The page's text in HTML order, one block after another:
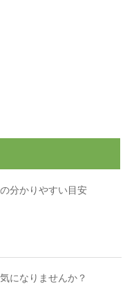
分かりやすい目安
になりませんか？